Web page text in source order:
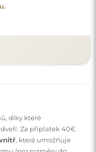
podrobné návody.
ke správné
se jeho péče, čištění a